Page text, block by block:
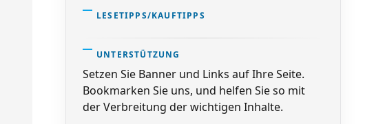
LESETIPPS/KAUFTIPPS
UNTERSTÜTZUNG
Setzen Sie Banner und Links auf Ihre Seite.
Bookmarken Sie uns, und helfen Sie so mit
der Verbreitung der wichtigen Inhalte.